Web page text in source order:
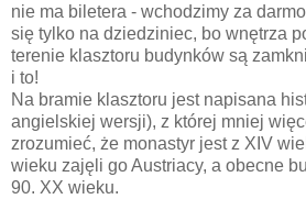
nie ma biletera - wchodzimy za
się tylko na dziedziniec, bo wnętrza
terenie klasztoru budynków są
i to!
Na bramie klasztoru jest napisana
angielskiej wersji), z której mniej
zrozumieć, że monastyr jest z XIV
wieku zajęli go Austriacy, a obecne
90. XX wieku.